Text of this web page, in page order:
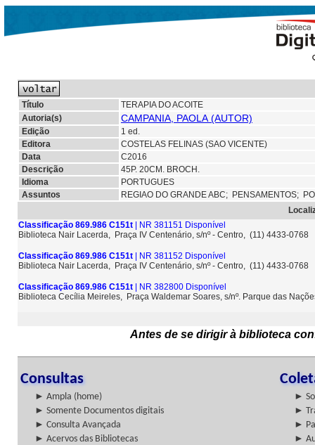
Título
TERAPIA DO ACOITE
Autoria(s)
CAMPANIA, PAOLA (AUTOR)
Edição
1 ed.
Editora
COSTELAS FELINAS (SAO VICENTE)
Data
C2016
Descrição
45P. 20CM. BROCH.
Idioma
PORTUGUES
Assuntos
REGIAO DO GRANDE ABC; PENSAMENTOS;
Classificação 869.986 C151t | NR 381151 Disponível
Biblioteca Nair Lacerda, Praça IV Centenário, s/nº - Centro, (11) 4433-0768
Classificação 869.986 C151t | NR 381152 Disponível
Biblioteca Nair Lacerda, Praça IV Centenário, s/nº - Centro, (11) 4433-0768
Classificação 869.986 C151t | NR 382800 Disponível
Biblioteca Cecília Meireles, Praça Waldemar Soares, s/nº. Parque das
Antes de se dirigir à biblioteca
Consultas
► Ampla (home)
►
► Somente Documentos digitais
►
► Consulta Avançada
►
► Acervos das Bibliotecas
►